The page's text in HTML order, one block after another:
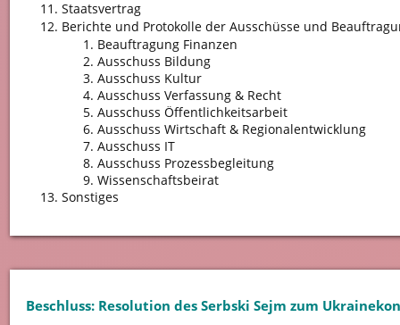
Staatsvertrag
Berichte und Protokolle der Ausschüsse und
Beauftragung Finanzen
Ausschuss Bildung
Ausschuss Kultur
Ausschuss Verfassung & Recht
Ausschuss Öffentlichkeitsarbeit
Ausschuss Wirtschaft & Regionalentwicklung
Ausschuss IT
Ausschuss Prozessbegleitung
Wissenschaftsbeirat
Sonstiges
Beschluss: Resolution des Serbski Sejm zum